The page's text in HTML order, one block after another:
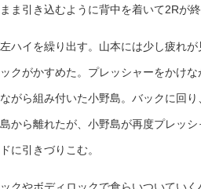
ま引き込むように背中を着いて2Rが終
ハイを繰り出す。山本には少し疲れ
クがかすめた。プレッシャーをかけ
がら組み付いた小野島。バックに回
から離れたが、小野島が再度プレッ
に引きづりこむ。